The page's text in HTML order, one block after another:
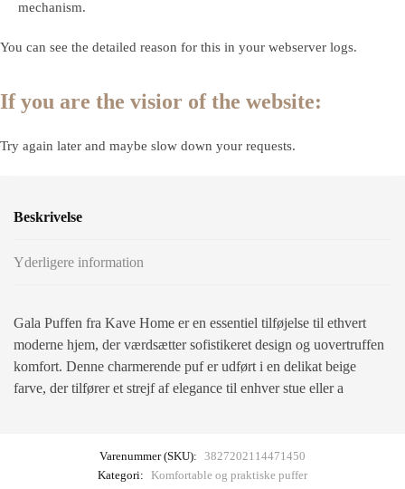
mechanism.
You can see the detailed reason for this in your webserver logs.
If you are the visior of the website:
Try again later and maybe slow down your requests.
Beskrivelse
Yderligere information
Gala Puffen fra Kave Home er en essentiel tilføjelse til ethvert
moderne hjem, der værdsætter sofistikeret design og uovertruffen
komfort. Denne charmerende puf er udført i en delikat beige
farve, der tilfører et strejf af elegance til enhver stue eller a
Varenummer (SKU): 3827202114471450
Kategori: Komfortable og praktiske puffer